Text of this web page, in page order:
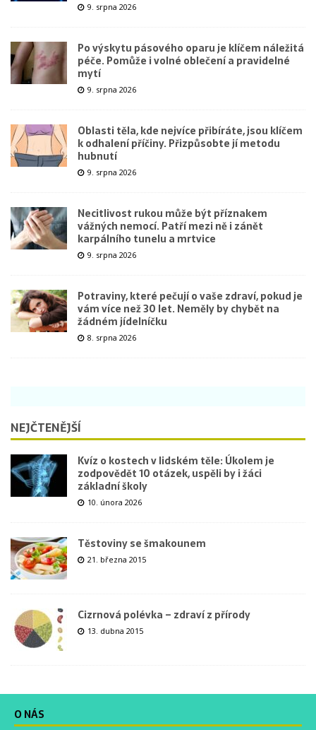
9. srpna 2026
Po výskytu pásového oparu je klíčem náležitá
péče. Pomůže i volné oblečení a pravidelné
mytí
9. srpna 2026
Oblasti těla, kde nejvíce přibíráte, jsou klíčem
k odhalení příčiny. Přizpůsobte jí metodu
hubnutí
9. srpna 2026
Necitlivost rukou může být příznakem
vážných nemocí. Patří mezi ně i zánět
karpálního tunelu a mrtvice
9. srpna 2026
Potraviny, které pečují o vaše zdraví, pokud je
vám více než 30 let. Neměly by chybět na
žádném jídelníčku
8. srpna 2026
NEJČTENĚJŠÍ
Kvíz o kostech v lidském těle: Úkolem je
zodpovědět 10 otázek, uspěli by i žáci
základní školy
10. února 2026
Těstoviny se šmakounem
21. března 2015
Cizrnová polévka – zdraví z přírody
13. dubna 2015
O NÁS